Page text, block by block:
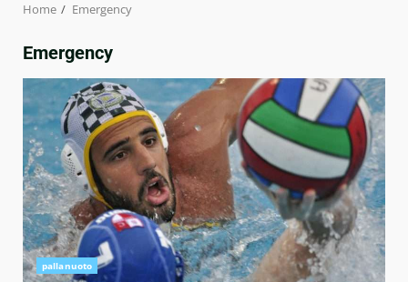
Home Emergency
Emergency
pallanuoto